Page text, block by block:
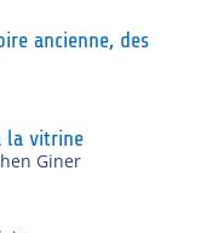
ancienne, des
la vitrine
Giner